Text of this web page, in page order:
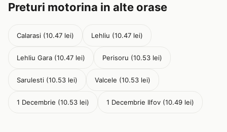
Preturi motorina in alte orase
Calarasi (10.47 lei) Lehliu (10.47 lei)
Lehliu Gara (10.47 lei) Perisoru (10.53 lei)
Sarulesti (10.53 lei) Valcele (10.53 lei)
1 Decembrie (10.53 lei) 1 Decembrie Ilfov (10.49 lei)